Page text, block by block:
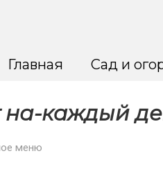
Главная Сад и
на-кaждый
меню